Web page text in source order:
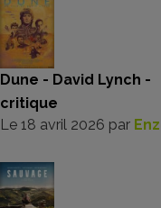
Dune - David Lynch -
critique
Le 18 avril 2026 par